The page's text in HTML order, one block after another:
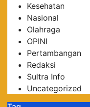
Kesehatan
Nasional
Olahraga
OPINI
Pertambangan
Redaksi
Sultra Info
Uncategorized